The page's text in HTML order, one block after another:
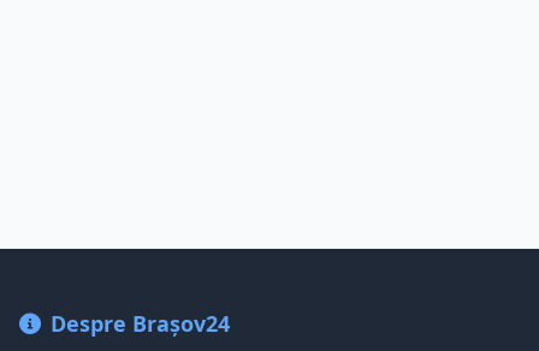
Despre Brașov24